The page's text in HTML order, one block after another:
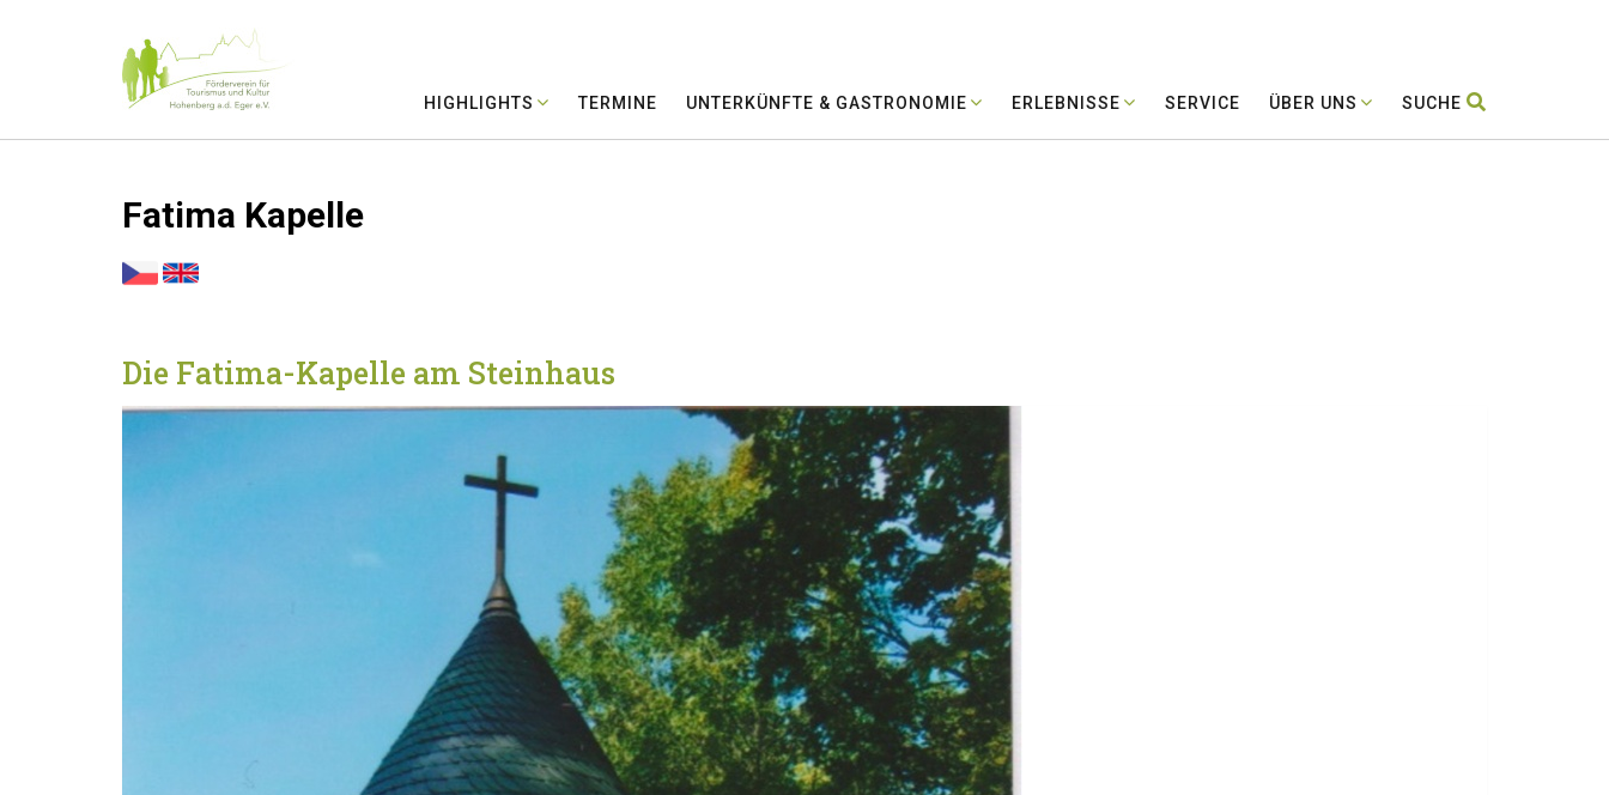
HIGHLIGHTS TERMINE UNTERKÜNFTE & GASTRONOMIE ERLEBNISSE SERVICE ÜBER UNS SUCHE
Fatima Kapelle
Die Fatima-Kapelle am Steinhaus